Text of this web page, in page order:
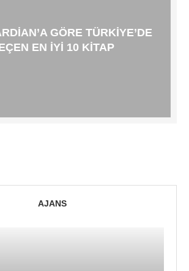
GÖRE TÜRKIYE’DE
EN IYI 10 KITAP
AJANS